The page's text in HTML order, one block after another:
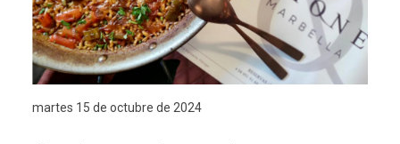
martes 15 de octubre de 2024